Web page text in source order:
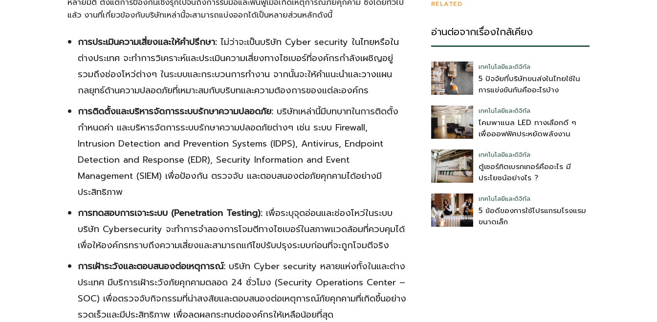
หลายมิติ ตั้งแต่การป้องกันเชิงรุกไปจนถึงการรับมือและฟื้นฟูเมื่อเกิดเหตุการณ์ภัยคุกคาม ซึ่งโดยทั่วไป
แล้ว งานที่เกี่ยวข้องกับบริษัทเหล่านี้จะสามารถแบ่งออกได้เป็นหลายส่วนหลักดังนี้
การประเมินความเสี่ยงและให้คำปรึกษา: ไม่ว่าจะเป็นบริษัท Cyber security ในไทยหรือใน
ต่างประเทศ จะทำการวิเคราะห์และประเมินความเสี่ยงทางไซเบอร์ที่องค์กรกำลังเผชิญอยู่
รวมถึงช่องโหว่ต่างๆ ในระบบและกระบวนการทำงาน จากนั้นจะให้คำแนะนำและวางแผน
กลยุทธ์ด้านความปลอดภัยที่เหมาะสมกับบริบทและความต้องการของแต่ละองค์กร
การติดตั้งและบริหารจัดการระบบรักษาความปลอดภัย: บริษัทเหล่านี้มีบทบาทในการติดตั้ง
กำหนดค่า และบริหารจัดการระบบรักษาความปลอดภัยต่างๆ เช่น ระบบ Firewall,
Intrusion Detection and Prevention Systems (IDPS), Antivirus, Endpoint
Detection and Response (EDR), Security Information and Event
Management (SIEM) เพื่อป้องกัน ตรวจจับ และตอบสนองต่อภัยคุกคามได้อย่างมี
ประสิทธิภาพ
การทดสอบการเจาะระบบ (Penetration Testing): เพื่อระบุจุดอ่อนและช่องโหว่ในระบบ
บริษัท Cybersecurity จะทำการจำลองการโจมตีทางไซเบอร์ในสภาพแวดล้อมที่ควบคุมได้
เพื่อให้องค์กรทราบถึงความเสี่ยงและสามารถแก้ไขปรับปรุงระบบก่อนที่จะถูกโจมตีจริง
การเฝ้าระวังและตอบสนองต่อเหตุการณ์: บริษัท Cyber security หลายแห่งทั้งในและต่าง
ประเทศ มีบริการเฝ้าระวังภัยคุกคามตลอด 24 ชั่วโมง (Security Operations Center –
SOC) เพื่อตรวจจับกิจกรรมที่น่าสงสัยและตอบสนองต่อเหตุการณ์ภัยคุกคามที่เกิดขึ้นอย่าง
รวดเร็วและมีประสิทธิภาพ เพื่อลดผลกระทบต่อองค์กรให้เหลือน้อยที่สุด
RELATED
อ่านต่อจากเรื่องใกล้เคียง
เทคโนโลยีและดิจิทัล
5 ปัจจัยที่บริษัทขนส่งในไทยใช้ใน
การแข่งขันกันคืออะไรบ้าง
เทคโนโลยีและดิจิทัล
โคมพาแนล LED ทางเลือกดี ๆ
เพื่อออฟฟิศประหยัดพลังงาน
เทคโนโลยีและดิจิทัล
ตู้เซอร์กิตเบรกเกอร์คืออะไร มี
ประโยชน์อย่างไร ?
เทคโนโลยีและดิจิทัล
5 ข้อดีของการใช้โปรแกรมโรงแรม
ขนาดเล็ก